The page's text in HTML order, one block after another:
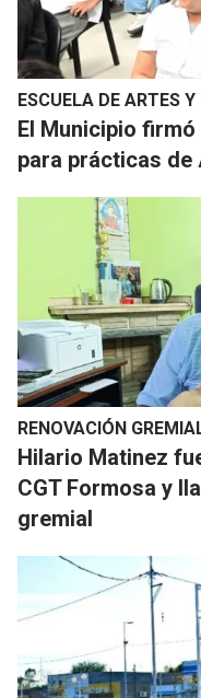
ESCUELA DE ARTES
El Municipio
para prácticas de
RENOVACIÓN
Hilario Matinez
CGT Formosa y
gremial